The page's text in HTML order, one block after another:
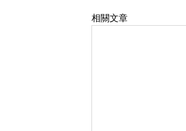
相關文章